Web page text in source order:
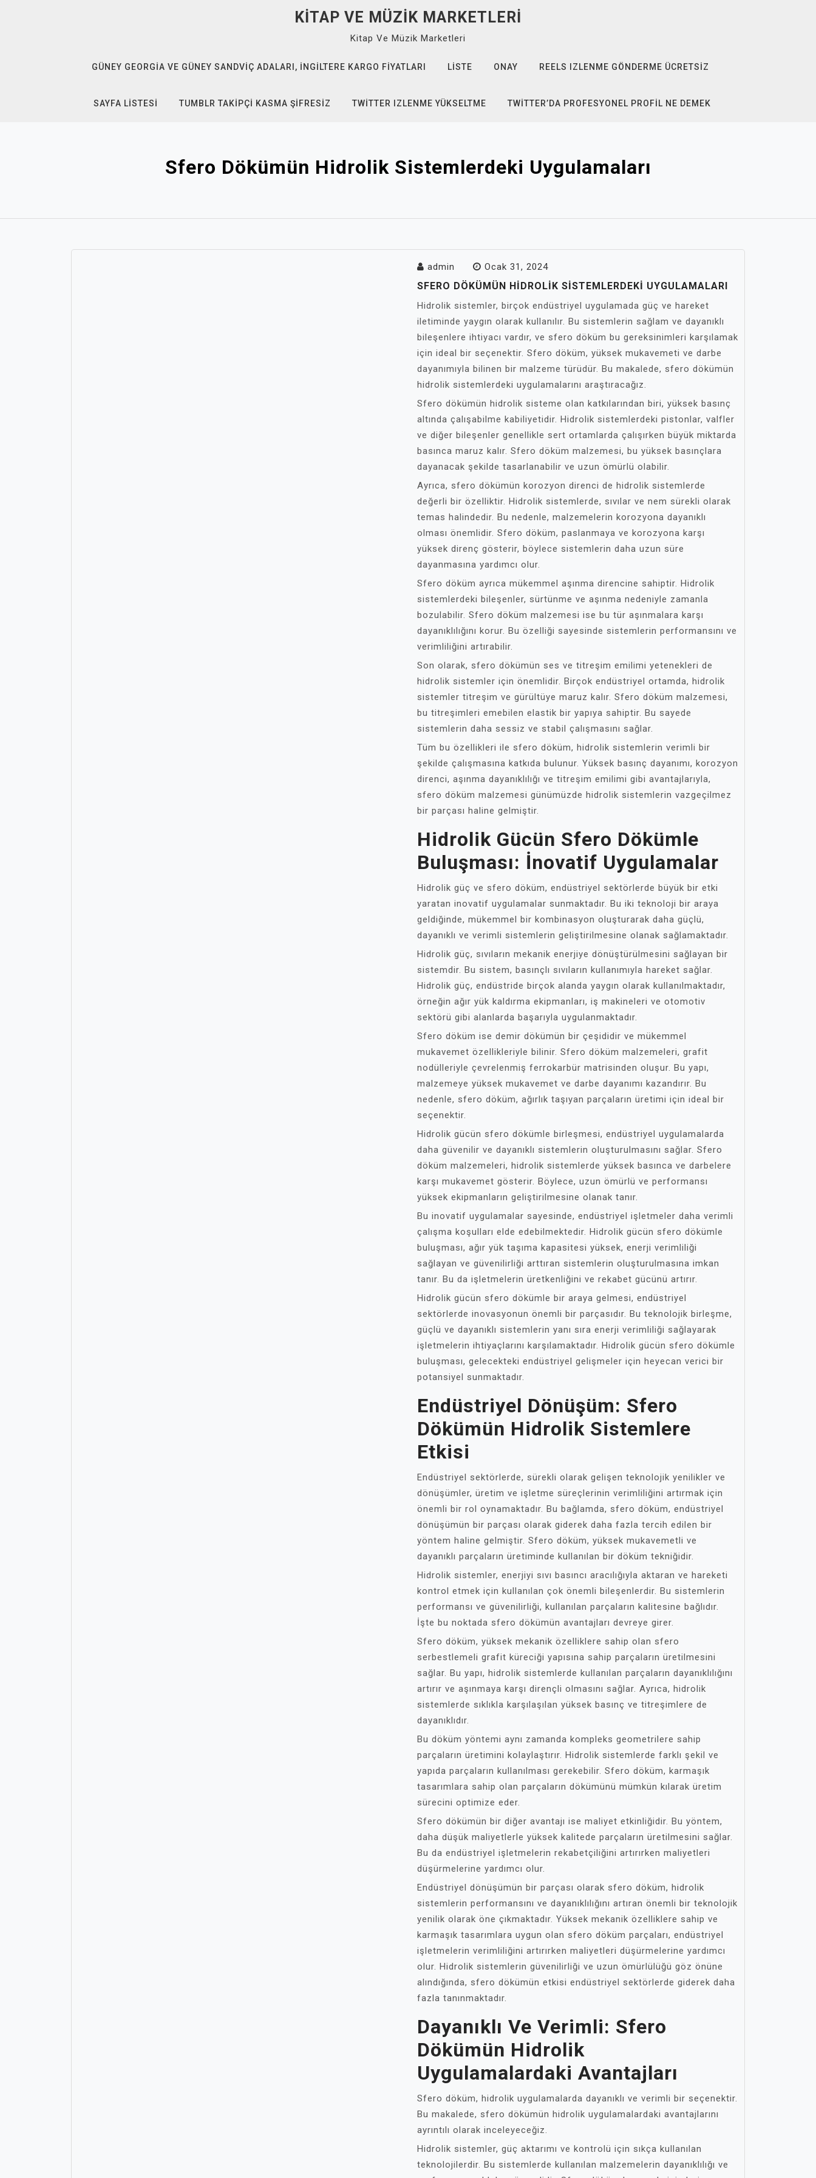
KITAP VE MÜZIK MARKETLERI
Kitap Ve Müzik Marketleri
GÜNEY GEORGIA VE GÜNEY SANDVIÇ ADALARI, İNGILTERE KARGO FIYATLARI LISTE ONAY REELS IZLENME GÖNDERME ÜCRETSIZ
SAYFA LISTESI TUMBLR TAKIPÇI KASMA ŞIFRESIZ TWITTER IZLENME YÜKSELTME TWITTER’DA PROFESYONEL PROFIL NE DEMEK
Sfero Dökümün Hidrolik Sistemlerdeki Uygulamaları
admin Ocak 31, 2024
SFERO DÖKÜMÜN HIDROLIK SISTEMLERDEKI UYGULAMALARI
Hidrolik sistemler, birçok endüstriyel uygulamada güç ve hareket
iletiminde yaygın olarak kullanılır. Bu sistemlerin sağlam ve dayanıklı
bileşenlere ihtiyacı vardır, ve sfero döküm bu gereksinimleri karşılamak
için ideal bir seçenektir. Sfero döküm, yüksek mukavemeti ve darbe
dayanımıyla bilinen bir malzeme türüdür. Bu makalede, sfero dökümün
hidrolik sistemlerdeki uygulamalarını araştıracağız.
Sfero dökümün hidrolik sisteme olan katkılarından biri, yüksek basınç
altında çalışabilme kabiliyetidir. Hidrolik sistemlerdeki pistonlar, valfler
ve diğer bileşenler genellikle sert ortamlarda çalışırken büyük miktarda
basınca maruz kalır. Sfero döküm malzemesi, bu yüksek basınçlara
dayanacak şekilde tasarlanabilir ve uzun ömürlü olabilir.
Ayrıca, sfero dökümün korozyon direnci de hidrolik sistemlerde
değerli bir özelliktir. Hidrolik sistemlerde, sıvılar ve nem sürekli olarak
temas halindedir. Bu nedenle, malzemelerin korozyona dayanıklı
olması önemlidir. Sfero döküm, paslanmaya ve korozyona karşı
yüksek direnç gösterir, böylece sistemlerin daha uzun süre
dayanmasına yardımcı olur.
Sfero döküm ayrıca mükemmel aşınma direncine sahiptir. Hidrolik
sistemlerdeki bileşenler, sürtünme ve aşınma nedeniyle zamanla
bozulabilir. Sfero döküm malzemesi ise bu tür aşınmalara karşı
dayanıklılığını korur. Bu özelliği sayesinde sistemlerin performansını ve
verimliliğini artırabilir.
Son olarak, sfero dökümün ses ve titreşim emilimi yetenekleri de
hidrolik sistemler için önemlidir. Birçok endüstriyel ortamda, hidrolik
sistemler titreşim ve gürültüye maruz kalır. Sfero döküm malzemesi,
bu titreşimleri emebilen elastik bir yapıya sahiptir. Bu sayede
sistemlerin daha sessiz ve stabil çalışmasını sağlar.
Tüm bu özellikleri ile sfero döküm, hidrolik sistemlerin verimli bir
şekilde çalışmasına katkıda bulunur. Yüksek basınç dayanımı, korozyon
direnci, aşınma dayanıklılığı ve titreşim emilimi gibi avantajlarıyla,
sfero döküm malzemesi günümüzde hidrolik sistemlerin vazgeçilmez
bir parçası haline gelmiştir.
Hidrolik Gücün Sfero Dökümle
Buluşması: İnovatif Uygulamalar
Hidrolik güç ve sfero döküm, endüstriyel sektörlerde büyük bir etki
yaratan inovatif uygulamalar sunmaktadır. Bu iki teknoloji bir araya
geldiğinde, mükemmel bir kombinasyon oluşturarak daha güçlü,
dayanıklı ve verimli sistemlerin geliştirilmesine olanak sağlamaktadır.
Hidrolik güç, sıvıların mekanik enerjiye dönüştürülmesini sağlayan bir
sistemdir. Bu sistem, basınçlı sıvıların kullanımıyla hareket sağlar.
Hidrolik güç, endüstride birçok alanda yaygın olarak kullanılmaktadır,
örneğin ağır yük kaldırma ekipmanları, iş makineleri ve otomotiv
sektörü gibi alanlarda başarıyla uygulanmaktadır.
Sfero döküm ise demir dökümün bir çeşididir ve mükemmel
mukavemet özellikleriyle bilinir. Sfero döküm malzemeleri, grafit
nodülleriyle çevrelenmiş ferrokarbür matrisinden oluşur. Bu yapı,
malzemeye yüksek mukavemet ve darbe dayanımı kazandırır. Bu
nedenle, sfero döküm, ağırlık taşıyan parçaların üretimi için ideal bir
seçenektir.
Hidrolik gücün sfero dökümle birleşmesi, endüstriyel uygulamalarda
daha güvenilir ve dayanıklı sistemlerin oluşturulmasını sağlar. Sfero
döküm malzemeleri, hidrolik sistemlerde yüksek basınca ve darbelere
karşı mukavemet gösterir. Böylece, uzun ömürlü ve performansı
yüksek ekipmanların geliştirilmesine olanak tanır.
Bu inovatif uygulamalar sayesinde, endüstriyel işletmeler daha verimli
çalışma koşulları elde edebilmektedir. Hidrolik gücün sfero dökümle
buluşması, ağır yük taşıma kapasitesi yüksek, enerji verimliliği
sağlayan ve güvenilirliği arttıran sistemlerin oluşturulmasına imkan
tanır. Bu da işletmelerin üretkenliğini ve rekabet gücünü artırır.
Hidrolik gücün sfero dökümle bir araya gelmesi, endüstriyel
sektörlerde inovasyonun önemli bir parçasıdır. Bu teknolojik birleşme,
güçlü ve dayanıklı sistemlerin yanı sıra enerji verimliliği sağlayarak
işletmelerin ihtiyaçlarını karşılamaktadır. Hidrolik gücün sfero dökümle
buluşması, gelecekteki endüstriyel gelişmeler için heyecan verici bir
potansiyel sunmaktadır.
Endüstriyel Dönüşüm: Sfero
Dökümün Hidrolik Sistemlere
Etkisi
Endüstriyel sektörlerde, sürekli olarak gelişen teknolojik yenilikler ve
dönüşümler, üretim ve işletme süreçlerinin verimliliğini artırmak için
önemli bir rol oynamaktadır. Bu bağlamda, sfero döküm, endüstriyel
dönüşümün bir parçası olarak giderek daha fazla tercih edilen bir
yöntem haline gelmiştir. Sfero döküm, yüksek mukavemetli ve
dayanıklı parçaların üretiminde kullanılan bir döküm tekniğidir.
Hidrolik sistemler, enerjiyi sıvı basıncı aracılığıyla aktaran ve hareketi
kontrol etmek için kullanılan çok önemli bileşenlerdir. Bu sistemlerin
performansı ve güvenilirliği, kullanılan parçaların kalitesine bağlıdır.
İşte bu noktada sfero dökümün avantajları devreye girer.
Sfero döküm, yüksek mekanik özelliklere sahip olan sfero
serbestlemeli grafit küreciği yapısına sahip parçaların üretilmesini
sağlar. Bu yapı, hidrolik sistemlerde kullanılan parçaların dayanıklılığını
artırır ve aşınmaya karşı dirençli olmasını sağlar. Ayrıca, hidrolik
sistemlerde sıklıkla karşılaşılan yüksek basınç ve titreşimlere de
dayanıklıdır.
Bu döküm yöntemi aynı zamanda kompleks geometrilere sahip
parçaların üretimini kolaylaştırır. Hidrolik sistemlerde farklı şekil ve
yapıda parçaların kullanılması gerekebilir. Sfero döküm, karmaşık
tasarımlara sahip olan parçaların dökümünü mümkün kılarak üretim
sürecini optimize eder.
Sfero dökümün bir diğer avantajı ise maliyet etkinliğidir. Bu yöntem,
daha düşük maliyetlerle yüksek kalitede parçaların üretilmesini sağlar.
Bu da endüstriyel işletmelerin rekabetçiliğini artırırken maliyetleri
düşürmelerine yardımcı olur.
Endüstriyel dönüşümün bir parçası olarak sfero döküm, hidrolik
sistemlerin performansını ve dayanıklılığını artıran önemli bir teknolojik
yenilik olarak öne çıkmaktadır. Yüksek mekanik özelliklere sahip ve
karmaşık tasarımlara uygun olan sfero döküm parçaları, endüstriyel
işletmelerin verimliliğini artırırken maliyetleri düşürmelerine yardımcı
olur. Hidrolik sistemlerin güvenilirliği ve uzun ömürlülüğü göz önüne
alındığında, sfero dökümün etkisi endüstriyel sektörlerde giderek daha
fazla tanınmaktadır.
Dayanıklı Ve Verimli: Sfero
Dökümün Hidrolik
Uygulamalardaki Avantajları
Sfero döküm, hidrolik uygulamalarda dayanıklı ve verimli bir seçenektir.
Bu makalede, sfero dökümün hidrolik uygulamalardaki avantajlarını
ayrıntılı olarak inceleyeceğiz.
Hidrolik sistemler, güç aktarımı ve kontrolü için sıkça kullanılan
teknolojilerdir. Bu sistemlerde kullanılan malzemelerin dayanıklılığı ve